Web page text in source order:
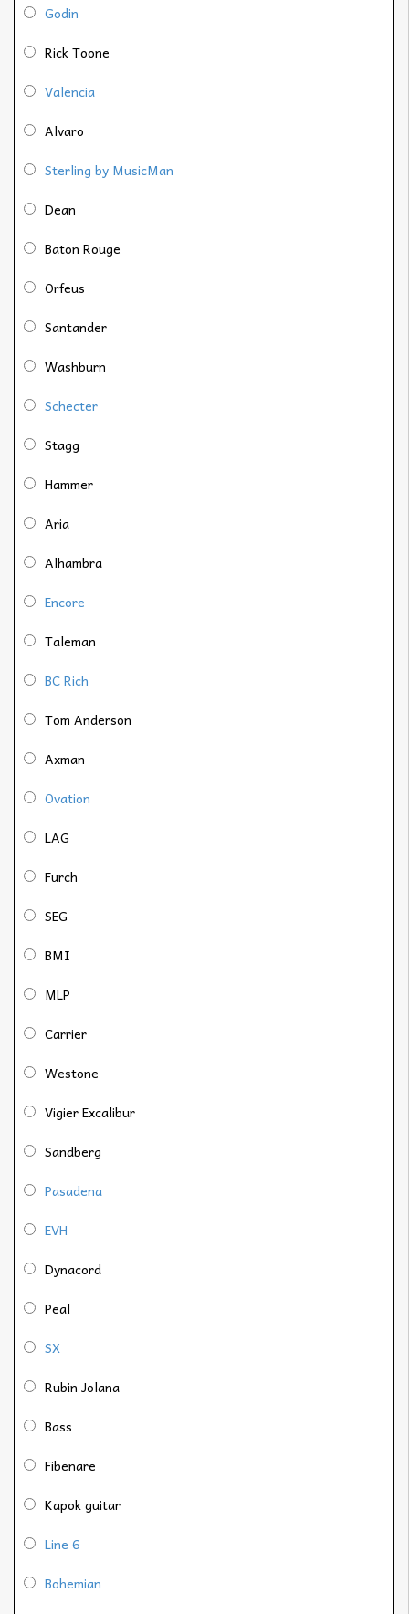
Godin
Rick Toone
Valencia
Alvaro
Sterling by MusicMan
Dean
Baton Rouge
Orfeus
Santander
Washburn
Schecter
Stagg
Hammer
Aria
Alhambra
Encore
Taleman
BC Rich
Tom Anderson
Axman
Ovation
LAG
Furch
SEG
BMI
MLP
Carrier
Westone
Vigier Excalibur
Sandberg
Pasadena
EVH
Dynacord
Peal
SX
Rubin Jolana
Bass
Fibenare
Kapok guitar
Line 6
Bohemian